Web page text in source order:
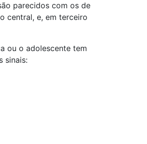
parecidos com os de
central, e, em terceiro
ou o adolescente tem
sinais: